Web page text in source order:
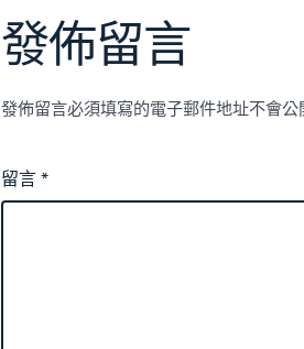
發佈留言
發佈留言必須填寫的電子郵件地址不會公
留言*